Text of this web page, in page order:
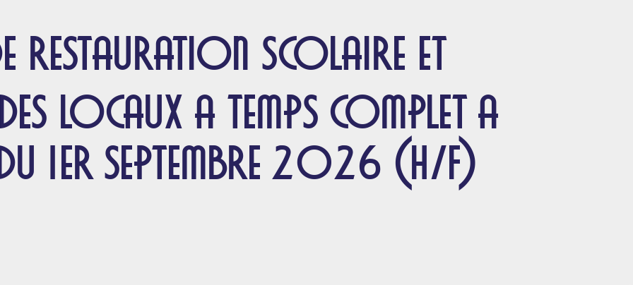
RESTAURATION SCOLAIRE ET
DES LOCAUX A TEMPS COMPLET A
1ER SEPTEMBRE 2026 (H/F)